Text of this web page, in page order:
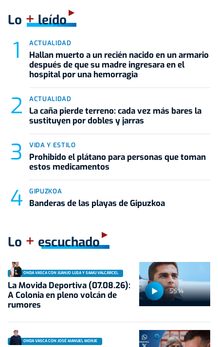
Lo +leído
ACTUALIDAD
Hallan muerto a un recién nacido en un armario
después de que su madre ingresara en el
hospital por una hemorragia
ACTUALIDAD
La caña pierde terreno: cada vez más bares la
sustituyen por dobles y jarras
VIDA Y ESTILO
Prohibido el plátano para personas que toman
estos medicamentos
GIPUZKOA
Banderas de las playas de Gipuzkoa
Lo + escuchado
55:14
ONDA VASCA CON JUANJO LUSA Y SAMU VALCÁRCEL
La Movida Deportiva (07.08.26):
A Colonia en pleno volcán de
rumores
ONDA VASCA CON JOSÉ MANUEL MONJE